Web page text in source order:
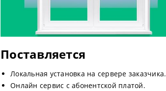
Поставляется
Локальная установка на сервере заказчика.
Онлайн сервис с абонентской платой.